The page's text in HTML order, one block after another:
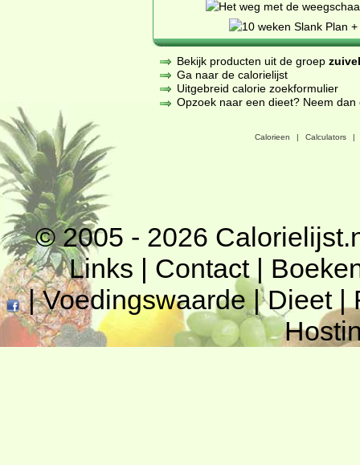
Bekijk producten uit de groep
Ga naar de calorielijst
Uitgebreid calorie zoekformulier
Opzoek naar een dieet? Neem
Calorieen | Calculators |
© 2005 - 2026
Links | Contact|
|Voedingswaarde|Dieet|